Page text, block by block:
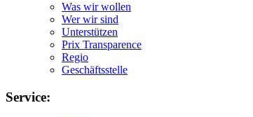
Was wir wollen
Wer wir sind
Unterstützen
Prix Transparence
Regio
Geschäftsstelle
Service: